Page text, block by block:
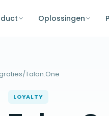
Oplossingen
/Talon.One
LOYALTY